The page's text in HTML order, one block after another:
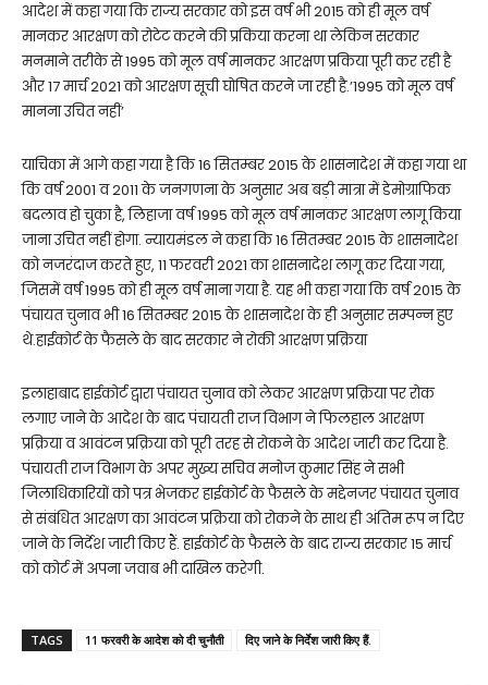
आदेश में कहा गया कि राज्य सरकार को इस वर्ष भी 2015 को ही मूल वर्ष
मानकर आरक्षण को रोटेट करने की प्रकिया करना था लेकिन सरकार
मनमाने तरीके से 1995 को मूल वर्ष मानकर आरक्षण प्रकिया पूरी कर रही है
और 17 मार्च 2021 को आरक्षण सूची घोषित करने जा रही है.’1995 को मूल वर्ष
मानना उचित नहीं’
याचिका में आगे कहा गया है कि 16 सितम्बर 2015 के शासनादेश में कहा गया था
कि वर्ष 2001 व 2011 के जनगणना के अनुसार अब बड़ी मात्रा में डेमोग्राफिक
बदलाव हो चुका है, लिहाजा वर्ष 1995 को मूल वर्ष मानकर आरक्षण लागू किया
जाना उचित नहीं होगा. न्यायमंडल ने कहा कि 16 सितम्बर 2015 के शासनादेश
को नजरंदाज करते हुए, 11 फरवरी 2021 का शासनादेश लागू कर दिया गया,
जिसमें वर्ष 1995 को ही मूल वर्ष माना गया है. यह भी कहा गया कि वर्ष 2015 के
पंचायत चुनाव भी 16 सितम्बर 2015 के शासनादेश के ही अनुसार सम्पन्न हुए
थे.हाईकोर्ट के फैसले के बाद सरकार ने रोकी आरक्षण प्रक्रिया
इलाहाबाद हाईकोर्ट द्वारा पंचायत चुनाव को लेकर आरक्षण प्रक्रिया पर रोक
लगाए जाने के आदेश के बाद पंचायती राज विभाग ने फिलहाल आरक्षण
प्रक्रिया व आवंटन प्रक्रिया को पूरी तरह से रोकने के आदेश जारी कर दिया है.
पंचायती राज विभाग के अपर मुख्य सचिव मनोज कुमार सिंह ने सभी
जिलाधिकारियों को पत्र भेजकर हाईकोर्ट के फैसले के मद्देनजर पंचायत चुनाव
से संबंधित आरक्षण का आवंटन प्रक्रिया को रोकने के साथ ही अंतिम रूप न दिए
जाने के निर्देश जारी किए हैं. हाईकोर्ट के फैसले के बाद राज्य सरकार 15 मार्च
को कोर्ट में अपना जवाब भी दाखिल करेगी.
TAGS 11 फरवरी के आदेश को दी चुनौती दिए जाने के निर्देश जारी किए हैं.